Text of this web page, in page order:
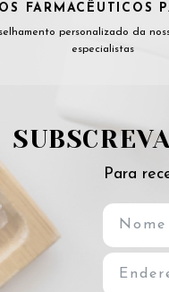
FARMACÊUTICOS
personalizado da
especialistas
Para